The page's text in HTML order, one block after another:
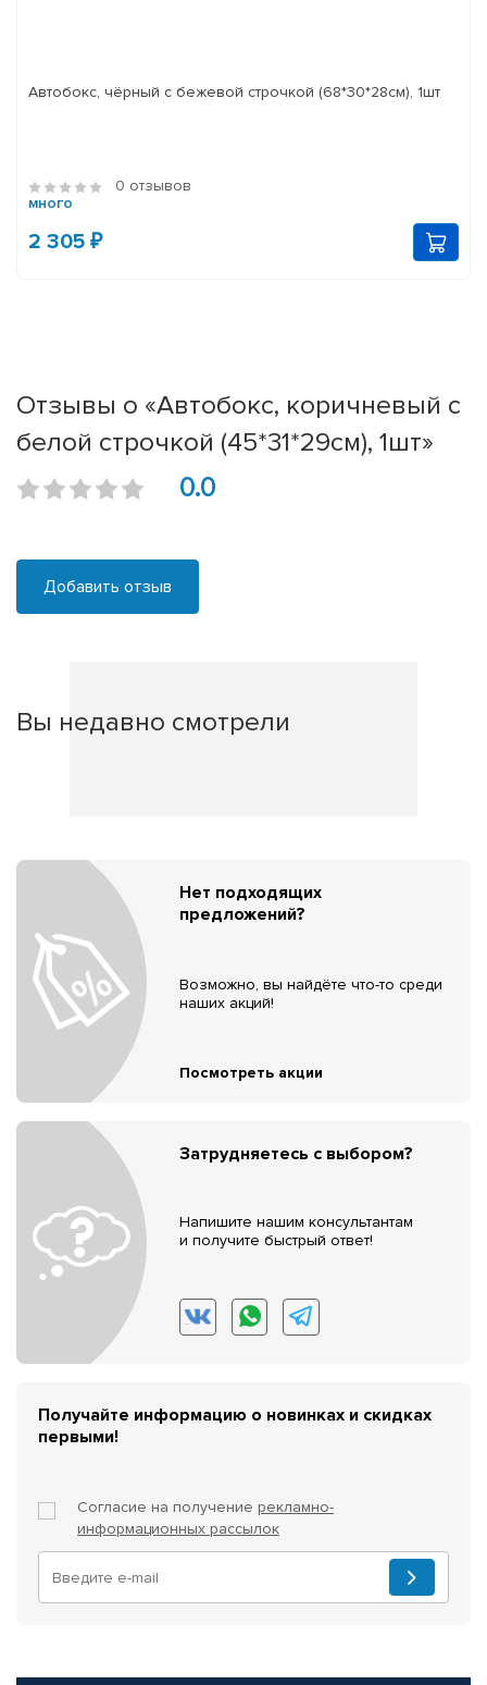
Автобокс, чёрный с бежевой строчкой (68*30*28см), 1шт
0 отзывов
много
2 305 ₽
Отзывы о «Автобокс, коричневый с
белой строчкой (45*31*29см), 1шт»
0.0
Добавить отзыв
Вы недавно смотрели
Нет подходящих
предложений?
Возможно, вы найдёте что-то среди
наших акций!
Посмотреть акции
Затрудняетесь с выбором?
Напишите нашим консультантам
и получите быстрый ответ!
Получайте информацию о новинках и скидках
первыми!
Согласие на получение рекламно-
информационных рассылок